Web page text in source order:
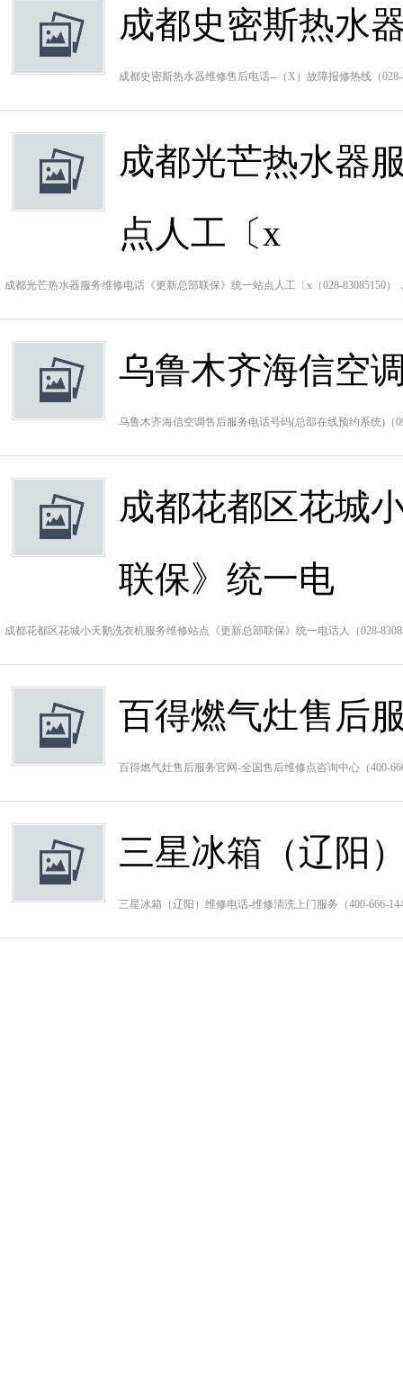
成都史密斯热水
成都史密斯热水器维修售后电话--（X）故障报修热线（
成都光芒热水器
点人工〔x
成都光芒热水器服务维修电话《更新总部联保》统一站点人工〔x（028-83085150
乌鲁木齐海信空
乌鲁木齐海信空调售后服务电话号码(总部在线预约系统)（
成都花都区花城
联保》统一电
成都花都区花城小天鹅洗衣机服务维修站点《更新总部联保》统一电话人（028-
百得燃气灶售后
百得燃气灶售后服务官网-全国售后维修点咨询中心（400-
三星冰箱（辽阳
三星冰箱（辽阳）维修电话-维修清洗上门服务（400-666-